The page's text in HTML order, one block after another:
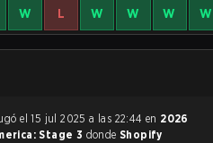
W L W W W W
el 15 jul 2025 a las 22:44 en 2026
Stage 3 donde Shopify